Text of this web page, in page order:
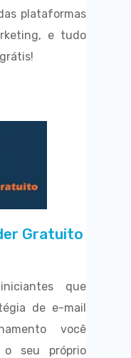
plataformas
e tudo
Gratuito
que
de e-mail
você
o seu próprio